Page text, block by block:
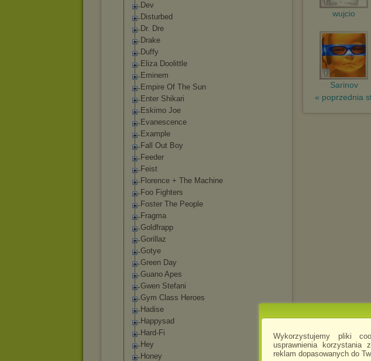
Wykorzystujemy pliki
usprawnienia korzystania
reklam dopasowanych do
Dev
Disturbed
Dr. Dre
Drake
Duffy
Eliza Doolittle
Eminem
Empire Of The Sun
Enter Shikari
Eskimo Joe
Evanescence
Example
Fall Out Boy
Feeder
Feist
Florence + The Machine
Foo Fighters
Foster The People
Fragma
Goldfrapp
Gorillaz
Gotye
Green Day
Guano Apes
Gwen Stefani
Gym Class Heroes
Hadise
Happysad
Hard-Fi
Hey
Honey
wujcio
Sarinov
« poprzednia